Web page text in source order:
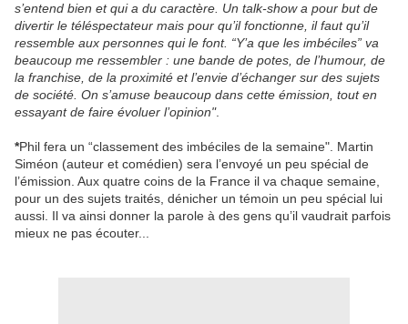
s’entend bien et qui a du caractère. Un talk-show a pour but de
divertir le téléspectateur mais pour qu’il fonctionne, il faut qu’il
ressemble aux personnes qui le font. “Y’a que les imbéciles” va
beaucoup me ressembler : une bande de potes, de l’humour, de
la franchise, de la proximité et l’envie d’échanger sur des sujets
de société. On s’amuse beaucoup dans cette émission, tout en
essayant de faire évoluer l’opinion".
*Phil fera un “classement des imbéciles de la semaine". Martin
Siméon (auteur et comédien) sera l’envoyé un peu spécial de
l’émission. Aux quatre coins de la France il va chaque semaine,
pour un des sujets traités, dénicher un témoin un peu spécial lui
aussi. Il va ainsi donner la parole à des gens qu’il vaudrait parfois
mieux ne pas écouter...